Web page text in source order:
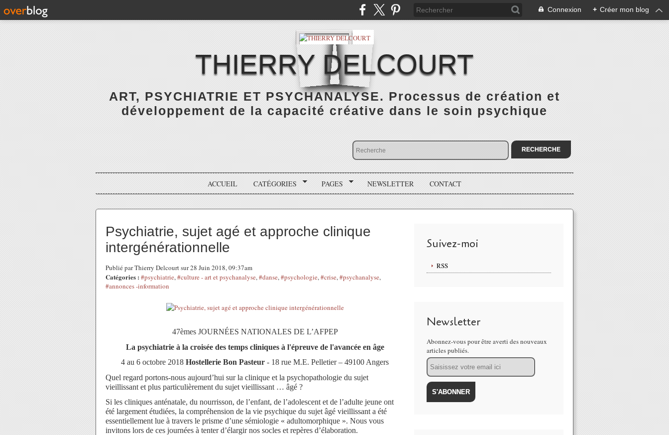
Connexion + Créer mon blog
THIERRY DELCOURT
ART, PSYCHIATRIE ET PSYCHANALYSE. Processus de création et
développement de la capacité créative dans le soin psychique
ACCUEIL CATÉGORIES PAGES NEWSLETTER CONTACT
Psychiatrie, sujet agé et approche clinique
intergénérationnelle
Publié par Thierry Delcourt sur 28 Juin 2018, 09:37am
Catégories : #psychiatrie,#culture - art et psychanalyse,#danse,#psychologie,#crise,#psychanalyse,
#annonces -information
47èmes JOURNÉES NATIONALES DE L’AFPEP
La psychiatrie à la croisée des temps cliniques à l'épreuve de l'avancée en âge
4 au 6 octobre 2018 Hostellerie Bon Pasteur - 18 rue M.E. Pelletier – 49100 Angers
Quel regard portons-nous aujourd’hui sur la clinique et la psychopathologie du sujet
vieillissant et plus particulièrement du sujet vieillissant … âgé ?
Si les cliniques anténatale, du nourrisson, de l’enfant, de l’adolescent et de l’adulte jeune ont
été largement étudiées, la compréhension de la vie psychique du sujet âgé vieillissant a été
essentiellement lue à travers le prisme d’une sémiologie « adultomorphique ». Nous vous
invitons lors de ces journées à tenter d’élargir nos socles et repères d’élaboration.
Suivez-moi
RSS
Newsletter
Abonnez-vous pour être averti des nouveaux
articles publiés.
Email